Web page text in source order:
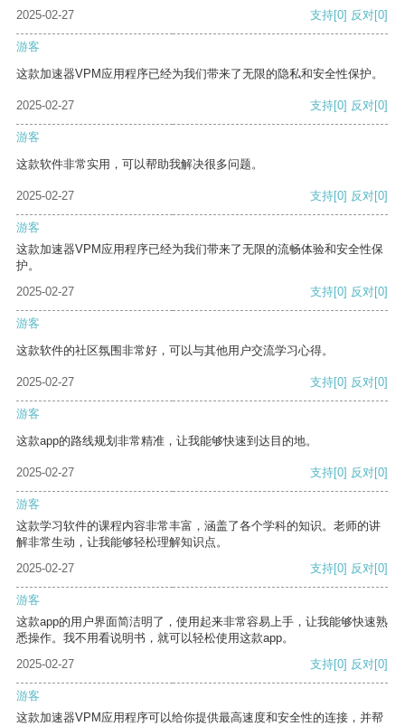
2025-02-27 支持[0] 反对[0]
游客
这款加速器VPM应用程序已经为我们带来了无限的隐私和安全性保护。
2025-02-27 支持[0] 反对[0]
游客
这款软件非常实用，可以帮助我解决很多问题。
2025-02-27 支持[0] 反对[0]
游客
这款加速器VPM应用程序已经为我们带来了无限的流畅体验和安全性保
护。
2025-02-27
支持[0] 反对[0]
游客
这款软件的社区氛围非常好，可以与其他用户交流学习心得。
2025-02-27 支持[0] 反对[0]
游客
这款app的路线规划非常精准，让我能够快速到达目的地。
2025-02-27 支持[0] 反对[0]
游客
这款学习软件的课程内容非常丰富，涵盖了各个学科的知识。老师的讲
解非常生动，让我能够轻松理解知识点。
2025-02-27
支持[0] 反对[0]
游客
这款app的用户界面简洁明了，使用起来非常容易上手，让我能够快速熟
悉操作。我不用看说明书，就可以轻松使用这款app。
2025-02-27
支持[0] 反对[0]
游客
这款加速器VPM应用程序可以给你提供最高速度和安全性的连接，并帮